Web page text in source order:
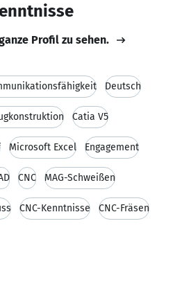
Profil zu sehen.
Deutsch
Catia V5
Microsoft Excel Engagement
CNC MAG-Schweißen
CNC-Kenntnisse CNC-Fräsen